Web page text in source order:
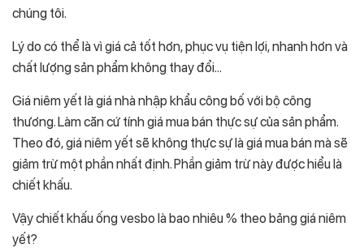
chúng tôi.
Lý do có thể là vì giá cả tốt hơn, phục vụ tiện lợi, nhanh hơn và
chất lượng sản phẩm không thay đổi…
Giá niêm yết là giá nhà nhập khẩu công bố với bộ công
thương. Làm căn cứ tính giá mua bán thực sự của sản phẩm.
Theo đó, giá niêm yết sẽ không thực sự là giá mua bán mà sẽ
giảm trừ một phần nhất định. Phần giảm trừ này được hiểu là
chiết khấu.
Vậy chiết khấu ống vesbo là bao nhiêu % theo bảng giá niêm
yết?